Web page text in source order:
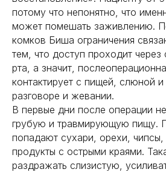
потому что непонятно, что
может помешать заживлению.
комков Биша ограничения
тем, что доступ проходит через
рта, а значит,
контактирует с пищей, слюной
разговоре и жевании.
В первые дни после операции
грубую и травмирующую пищу.
попадают сухари, орехи, чипсы,
продукты с острыми краями.
раздражать слизистую,